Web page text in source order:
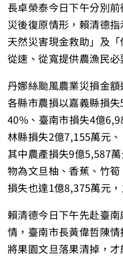
長卓榮泰今日下午分別
災後復原情形，賴清德
天然災害現金救助」及
從速、從寬提供農漁民
丹娜絲颱風農業災損金
各縣市農損以嘉義縣損
40%、臺南市損失4億
林縣損失2億7,155萬元
其中農產損失9億5,587
物為文旦柚、香蕉、竹
損失也達1億8,375萬元
賴清德今日下午先赴臺
情，臺南市長黃偉哲陳
將果園文旦落果清掉，